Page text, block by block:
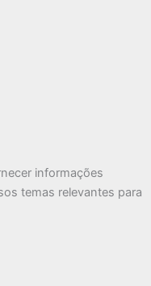
informações
temas relevantes para